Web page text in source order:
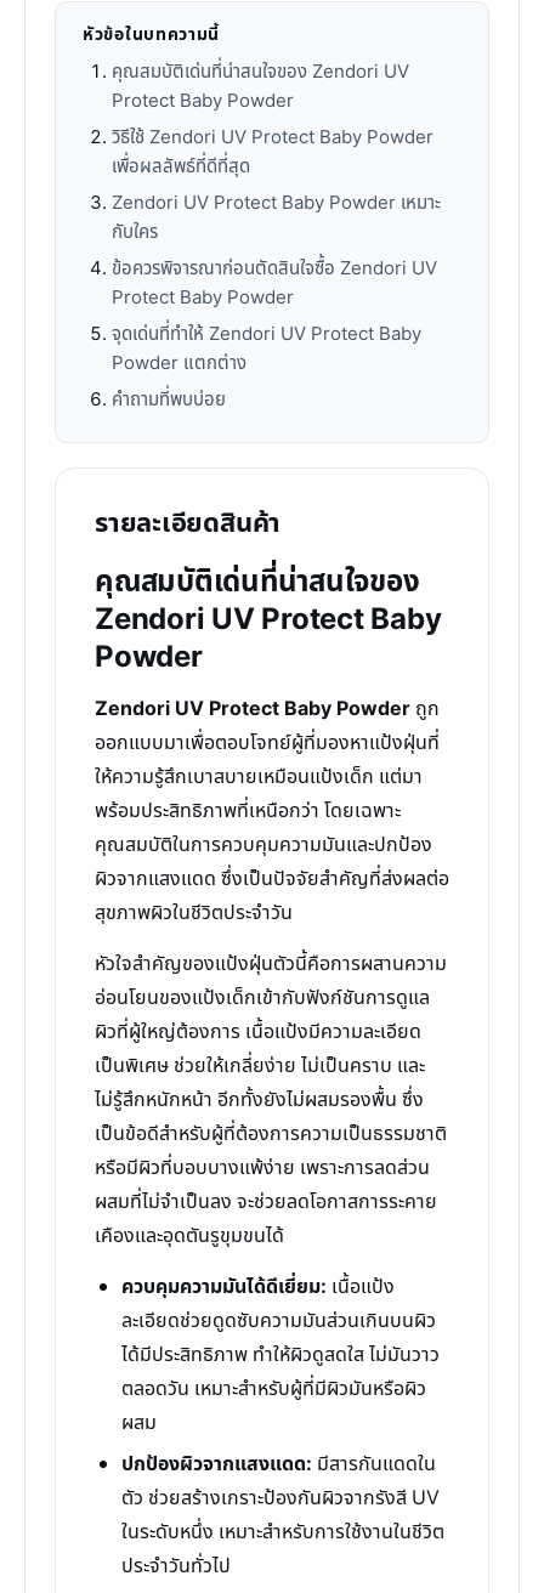
หัวข้อในบทความนี้
คุณสมบัติเด่นที่น่าสนใจของ Zendori UV
Protect Baby Powder
วิธีใช้ Zendori UV Protect Baby Powder
เพื่อผลลัพธ์ที่ดีที่สุด
Zendori UV Protect Baby Powder เหมาะ
กับใคร
ข้อควรพิจารณาก่อนตัดสินใจซื้อ Zendori UV
Protect Baby Powder
จุดเด่นที่ทำให้ Zendori UV Protect Baby
Powder แตกต่าง
คำถามที่พบบ่อย
รายละเอียดสินค้า
คุณสมบัติเด่นที่น่าสนใจของ
Zendori UV Protect Baby
Powder
Zendori UV Protect Baby Powder ถูก
ออกแบบมาเพื่อตอบโจทย์ผู้ที่มองหาแป้งฝุ่นที่
ให้ความรู้สึกเบาสบายเหมือนแป้งเด็ก แต่มา
พร้อมประสิทธิภาพที่เหนือกว่า โดยเฉพาะ
คุณสมบัติในการควบคุมความมันและปกป้อง
ผิวจากแสงแดด ซึ่งเป็นปัจจัยสำคัญที่ส่งผลต่อ
สุขภาพผิวในชีวิตประจำวัน
หัวใจสำคัญของแป้งฝุ่นตัวนี้คือการผสานความ
อ่อนโยนของแป้งเด็กเข้ากับฟังก์ชันการดูแล
ผิวที่ผู้ใหญ่ต้องการ เนื้อแป้งมีความละเอียด
เป็นพิเศษ ช่วยให้เกลี่ยง่าย ไม่เป็นคราบ และ
ไม่รู้สึกหนักหน้า อีกทั้งยังไม่ผสมรองพื้น ซึ่ง
เป็นข้อดีสำหรับผู้ที่ต้องการความเป็นธรรมชาติ
หรือมีผิวที่บอบบางแพ้ง่าย เพราะการลดส่วน
ผสมที่ไม่จำเป็นลง จะช่วยลดโอกาสการระคาย
เคืองและอุดตันรูขุมขนได้
ควบคุมความมันได้ดีเยี่ยม: เนื้อแป้ง
ละเอียดช่วยดูดซับความมันส่วนเกินบนผิว
ได้มีประสิทธิภาพ ทำให้ผิวดูสดใส ไม่มันวาว
ตลอดวัน เหมาะสำหรับผู้ที่มีผิวมันหรือผิว
ผสม
ปกป้องผิวจากแสงแดด: มีสารกันแดดใน
ตัว ช่วยสร้างเกราะป้องกันผิวจากรังสี UV
ในระดับหนึ่ง เหมาะสำหรับการใช้งานในชีวิต
ประจำวันทั่วไป